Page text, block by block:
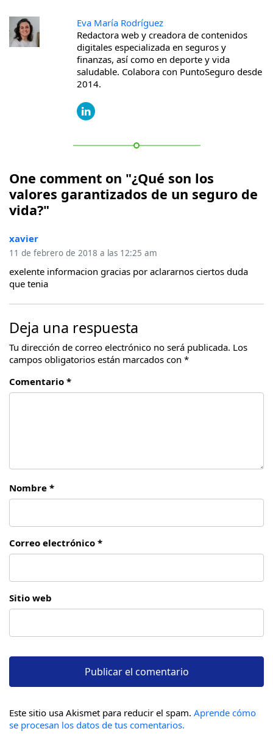
Eva María Rodríguez
Redactora web y creadora de contenidos
digitales especializada en seguros y
finanzas, así como en deporte y vida
saludable. Colabora con PuntoSeguro desde
2014.
One comment on "¿Qué son los
valores garantizados de un seguro de
vida?"
xavier
11 de febrero de 2018 a las 12:25 am
exelente informacion gracias por aclararnos ciertos duda
que tenia
Deja una respuesta
Tu dirección de correo electrónico no será publicada. Los
campos obligatorios están marcados con *
Comentario *
Nombre *
Correo electrónico *
Sitio web
Este sitio usa Akismet para reducir el spam. Aprende cómo
se procesan los datos de tus comentarios.